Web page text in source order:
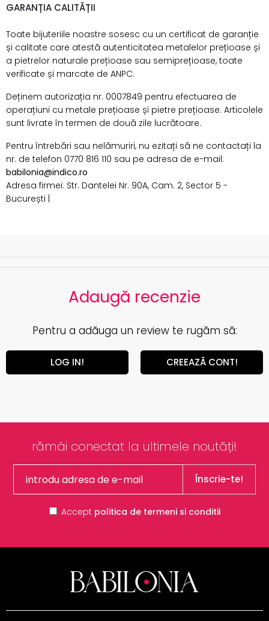
GARANȚIA CALITĂȚII
Toate bijuteriile noastre sosesc cu un certificat de garanție
și calitate care atestă autenticitatea metalelor prețioase și
a pietrelor naturale prețioase sau semiprețioase, toate
verificate și marcate de ANPC.
Deținem autorizația nr. 0007849 pentru efectuarea de
operațiuni cu metale prețioase și pietre prețioase. Articolele
sunt livrate în termen de două zile lucrătoare.
Pentru întrebări sau nelămuriri, nu ezitați să ne contactați la
nr. de telefon 0770 816 110 sau pe adresa de e-mail:
babilonia@indico.ro
Adresa firmei: Str. Dantelei Nr. 90A, Cam. 2, Sector 5 -
București |
Adaugă recenzie
Pentru a adăuga un review te rugăm să:
LOG IN! CREEAZĂ CONT!
rămâi conectat la ultimele noutăți!
Înscrie-te!
Accept politica de termeni si conditii